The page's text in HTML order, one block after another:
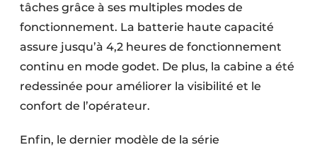
tâches grâce à ses multiples modes de
fonctionnement. La batterie haute capacité
assure jusqu’à 4,2 heures de fonctionnement
continu en mode godet. De plus, la cabine a été
redessinée pour améliorer la visibilité et le
confort de l’opérateur.
Enfin, le dernier modèle de la série